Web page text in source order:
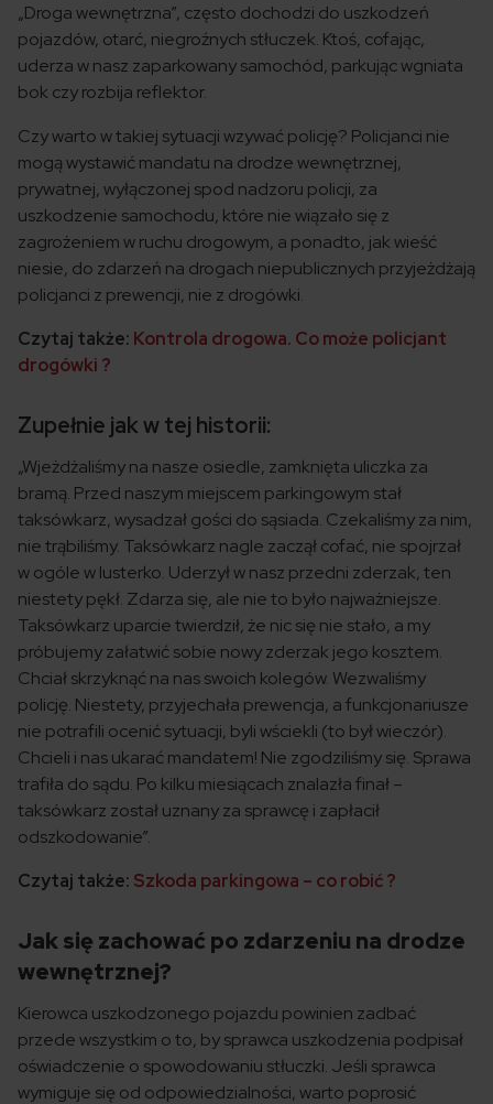
„Droga wewnętrzna”, często dochodzi do uszkodzeń
pojazdów, otarć, niegroźnych stłuczek. Ktoś, cofając,
uderza w nasz zaparkowany samochód, parkując wgniata
bok czy rozbija reflektor.
Czy warto w takiej sytuacji wzywać policję? Policjanci nie
mogą wystawić mandatu na drodze wewnętrznej,
prywatnej, wyłączonej spod nadzoru policji, za
uszkodzenie samochodu, które nie wiązało się z
zagrożeniem w ruchu drogowym, a ponadto, jak wieść
niesie, do zdarzeń na drogach niepublicznych przyjeżdżają
policjanci z prewencji, nie z drogówki.
Czytaj także: Kontrola drogowa. Co może policjant
drogówki ?
Zupełnie jak w tej historii:
„Wjeżdżaliśmy na nasze osiedle, zamknięta uliczka za
bramą. Przed naszym miejscem parkingowym stał
taksówkarz, wysadzał gości do sąsiada. Czekaliśmy za nim,
nie trąbiliśmy. Taksówkarz nagle zaczął cofać, nie spojrzał
w ogóle w lusterko. Uderzył w nasz przedni zderzak, ten
niestety pękł. Zdarza się, ale nie to było najważniejsze.
Taksówkarz uparcie twierdził, że nic się nie stało, a my
próbujemy załatwić sobie nowy zderzak jego kosztem.
Chciał skrzyknąć na nas swoich kolegów. Wezwaliśmy
policję. Niestety, przyjechała prewencja, a funkcjonariusze
nie potrafili ocenić sytuacji, byli wściekli (to był wieczór).
Chcieli i nas ukarać mandatem! Nie zgodziliśmy się. Sprawa
trafiła do sądu. Po kilku miesiącach znalazła finał –
taksówkarz został uznany za sprawcę i zapłacił
odszkodowanie”.
Czytaj także: Szkoda parkingowa – co robić ?
Jak się zachować po zdarzeniu na drodze
wewnętrznej?
Kierowca uszkodzonego pojazdu powinien zadbać
przede wszystkim o to, by sprawca uszkodzenia podpisał
oświadczenie o spowodowaniu stłuczki. Jeśli sprawca
wymiguje się od odpowiedzialności, warto poprosić